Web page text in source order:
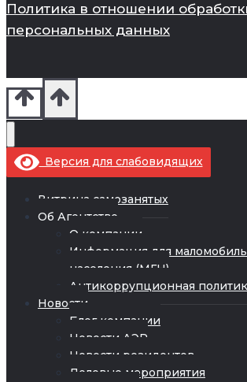
Политика в отношении
персональных данных
Версия для слабовидящих
Витрина самозанятых
Об Агентстве
О компании
Информация для
населения (МГН)
Антикоррупционная
Новости
Блог компании
Новости АЭР
Новости резидентов
Деловые мероприятия